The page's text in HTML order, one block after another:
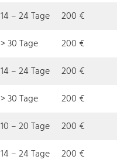
14 – 24 Tage
200 €
> 30 Tage
200 €
14 – 24 Tage
200 €
> 30 Tage
200 €
10 – 20 Tage
200 €
14 – 24 Tage
200 €